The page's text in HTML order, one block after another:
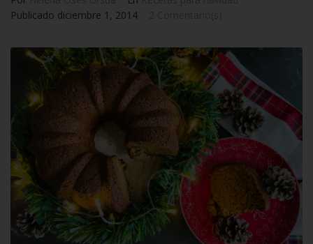
Publicado diciembre 1, 2014 2 Comentario(s)